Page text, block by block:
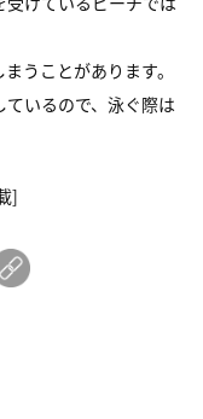
うことがあります。
いるので、泳ぐ際は
]